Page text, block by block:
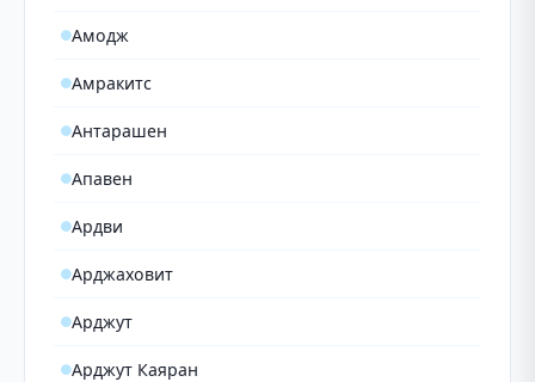
Амодж
Амракитс
Антарашен
Апавен
Ардви
Арджаховит
Арджут
Арджут Каяран